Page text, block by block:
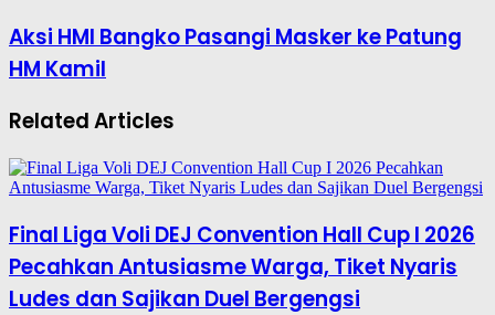
Aksi HMI Bangko Pasangi Masker ke Patung
HM Kamil
Related Articles
Final Liga Voli DEJ Convention Hall Cup I 2026
Pecahkan Antusiasme Warga, Tiket Nyaris
Ludes dan Sajikan Duel Bergengsi